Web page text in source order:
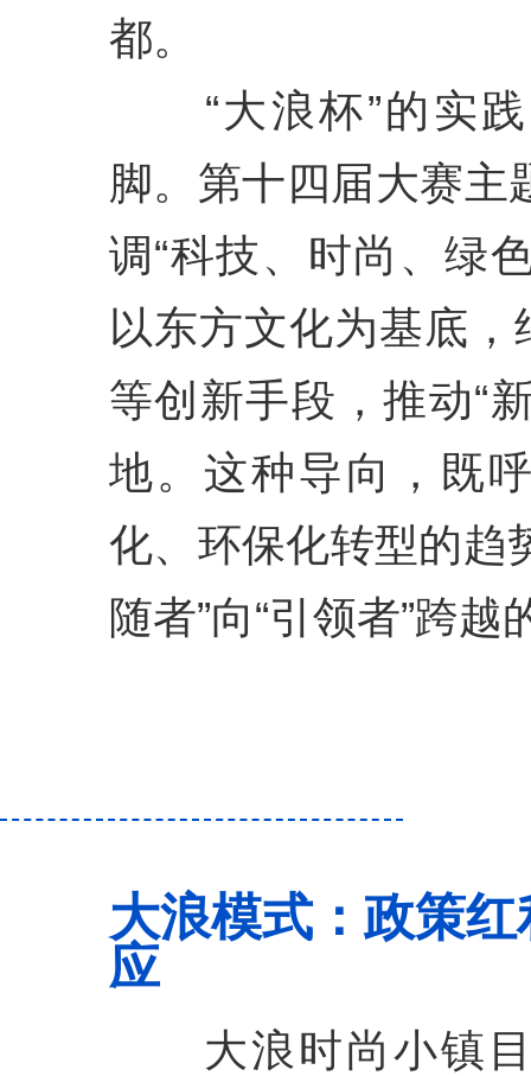
都。
“大浪杯”的实践
脚。第十四届大赛主
调“科技、时尚、绿
以东方文化为基底
等创新手段，推动“
地。这种导向，既
化、环保化转型的趋
随者”向“引领者”跨越
大浪模式：政策
应
大浪时尚小镇